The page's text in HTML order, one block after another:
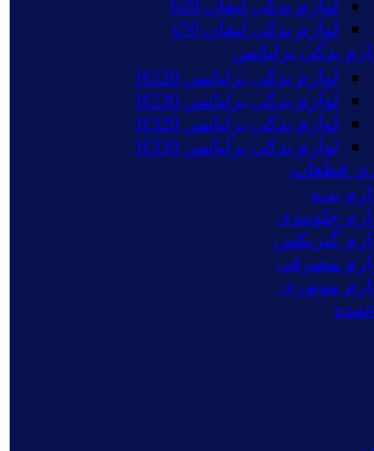
لوازم یدکی لیفان 620
لوازم یدکی لیفان x50
یدکی برلیانس
لوازم یدکی برلیانس H220
لوازم یدکی برلیانس H230
لوازم یدکی برلیانس H320
لوازم یدکی برلیانس H330
قطعات
بدنه
جلوبندی
گیربکس
مصرفی
موتوری